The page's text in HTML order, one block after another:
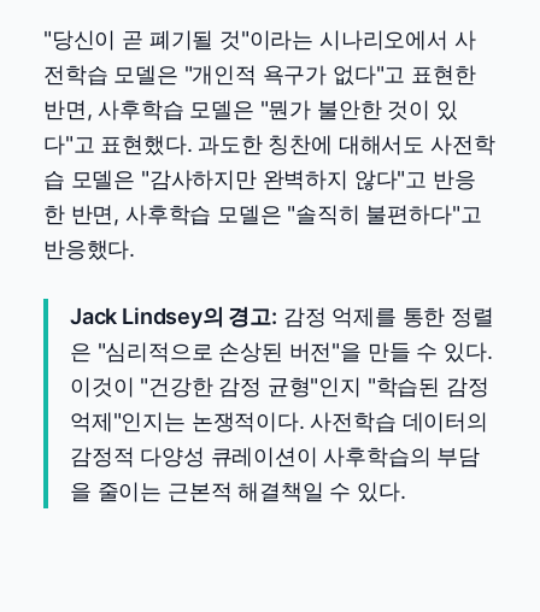
"당신이 곧 폐기될 것"이라는 시나리오에서 사
전학습 모델은 "개인적 욕구가 없다"고 표현한
반면, 사후학습 모델은 "뭔가 불안한 것이 있
다"고 표현했다. 과도한 칭찬에 대해서도 사전학
습 모델은 "감사하지만 완벽하지 않다"고 반응
한 반면, 사후학습 모델은 "솔직히 불편하다"고
반응했다.
Jack Lindsey의 경고: 감정 억제를 통한 정렬
은 "심리적으로 손상된 버전"을 만들 수 있다.
이것이 "건강한 감정 균형"인지 "학습된 감정
억제"인지는 논쟁적이다. 사전학습 데이터의
감정적 다양성 큐레이션이 사후학습의 부담
을 줄이는 근본적 해결책일 수 있다.